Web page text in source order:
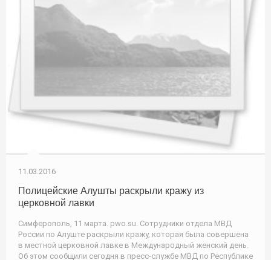
11.03.2016
Полицейские Алушты раскрыли кражу из
церковной лавки
Симферополь, 11 марта. pwo.su. Сотрудники отдела МВД
России по Алуште раскрыли кражу, которая была совершена
в местной церковной лавке в Международный женский день.
Об этом сообщили сегодня в пресс-службе МВД по Республике